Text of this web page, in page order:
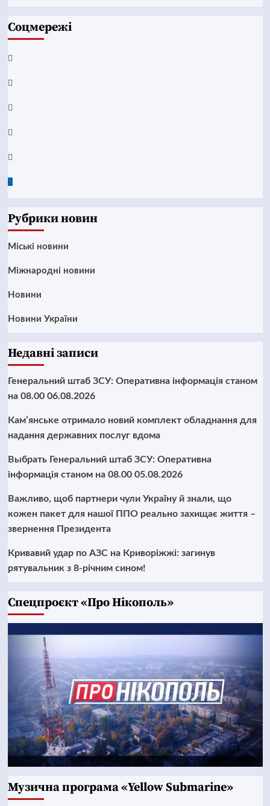
Соцмережі
Facebook
YouTube
Telegram
Instagram
Twitter
Google
Рубрики новин
Mіські новини
Міжнародні новини
Новини
Новини України
Недавні записи
Генеральний штаб ЗСУ: Оперативна інформація станом
на 08.00 06.08.2026
Кам’янське отримало новий комплект обладнання для
надання державних послуг вдома
Выбрать Генеральний штаб ЗСУ: Оперативна
інформація станом на 08.00 05.08.2026
Важливо, щоб партнери чули Україну й знали, що
кожен пакет для нашої ППО реально захищає життя –
звернення Президента
Кривавий удар по АЗС на Криворіжжі: загинув
рятувальник з 8-річним сином!
Cпецпроєкт «Про Нікополь»
Музична програма «Yellow Submarine»